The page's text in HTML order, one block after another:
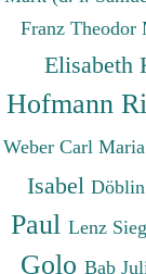
Franz Theodor
Elisabeth
Hofmann
Weber Carl
Isabel
Paul Lenz
Golo Bab